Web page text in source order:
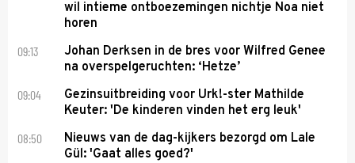
wil intieme ontboezemingen nichtje Noa niet
horen
09:13
Johan Derksen in de bres voor Wilfred Genee
na overspelgeruchten: ‘Hetze’
09:04
Gezinsuitbreiding voor Urk!-ster Mathilde
Keuter: 'De kinderen vinden het erg leuk'
08:50
Nieuws van de dag-kijkers bezorgd om Lale
Gül: 'Gaat alles goed?'